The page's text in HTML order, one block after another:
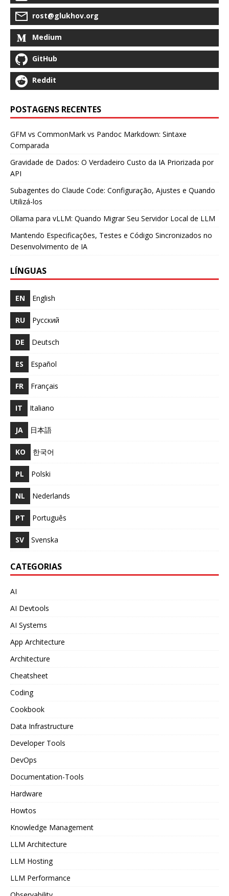
rost@glukhov.org
Medium
GitHub
Reddit
POSTAGENS RECENTES
GFM vs CommonMark vs Pandoc Markdown: Sintaxe
Comparada
Gravidade de Dados: O Verdadeiro Custo da IA Priorizada por
API
Subagentes do Claude Code: Configuração, Ajustes e Quando
Utilizá-los
Ollama para vLLM: Quando Migrar Seu Servidor Local de LLM
Mantendo Especificações, Testes e Código Sincronizados no
Desenvolvimento de IA
LÍNGUAS
EN English
RU Русский
DE Deutsch
ES Español
FR Français
IT Italiano
JA 日本語
KO 한국어
PL Polski
NL Nederlands
PT Português
SV Svenska
CATEGORIAS
AI
AI Devtools
AI Systems
App Architecture
Architecture
Cheatsheet
Coding
Cookbook
Data Infrastructure
Developer Tools
DevOps
Documentation-Tools
Hardware
Howtos
Knowledge Management
LLM Architecture
LLM Hosting
LLM Performance